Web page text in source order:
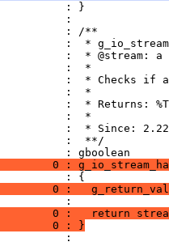
: }
:
: /**
:  *
:  * @stream: a
:  *
:  * Checks if
:  *
:  * Returns:
:  *
:  * Since: 2.22
:  **/
: gboolean
0 :
: {
0 :
:
0 :   return
0 : }
: